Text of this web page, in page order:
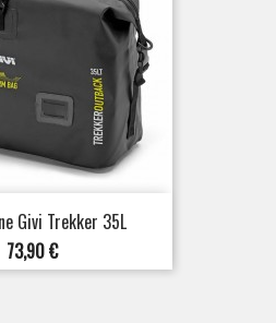
Givi Trekker 35L
Prix
73,90 €